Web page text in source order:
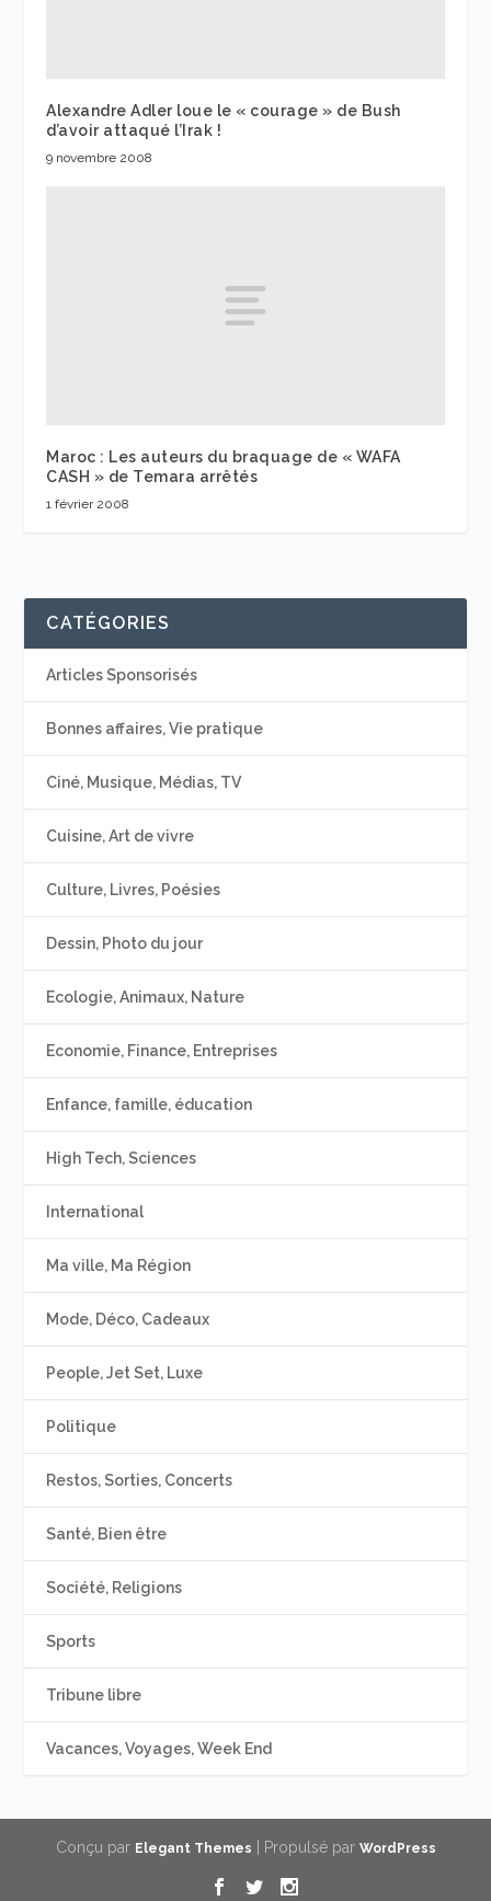
Alexandre Adler loue le « courage » de Bush
d’avoir attaqué l’Irak !
9 novembre 2008
Maroc : Les auteurs du braquage de « WAFA
CASH » de Temara arrêtés
1 février 2008
CATÉGORIES
Articles Sponsorisés
Bonnes affaires, Vie pratique
Ciné, Musique, Médias, TV
Cuisine, Art de vivre
Culture, Livres, Poésies
Dessin, Photo du jour
Ecologie, Animaux, Nature
Economie, Finance, Entreprises
Enfance, famille, éducation
High Tech, Sciences
International
Ma ville, Ma Région
Mode, Déco, Cadeaux
People, Jet Set, Luxe
Politique
Restos, Sorties, Concerts
Santé, Bien être
Société, Religions
Sports
Tribune libre
Vacances, Voyages, Week End
Conçu par Elegant Themes | Propulsé par WordPress